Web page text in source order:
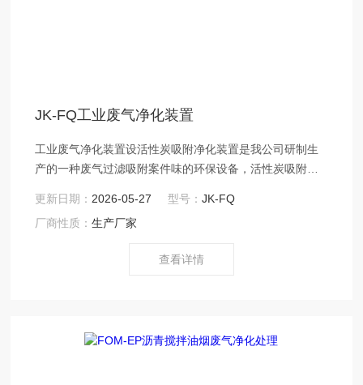
JK-FQ工业废气净化装置
工业废气净化装置设活性炭吸附净化装置是我公司研制生
产的一种废气过滤吸附案件味的环保设备，活性炭吸附净
理多种混合废气等优点。活性炭具有去除甲醛、苯、TVOC
等有害气体和消毒除臭等作用，活性炭吸附净化装置现广
实验室排风，冶金、化工、医药、涂装、食品、酿造、印
更新日期： 2026-05-27 型号：JK-FQ
厂商性质：生产厂家
查看详情